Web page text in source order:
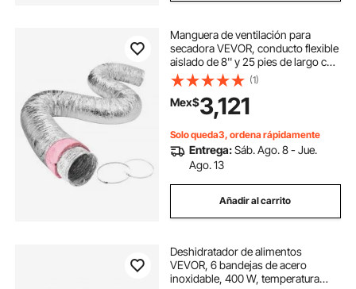
Manguera de ventilación para
secadora VEVOR, conducto flexible
aislado de 8'' y 25 pies de largo con
2 abrazaderas, protección de tres
capas resistente para sistemas
HVAC, calefacción, refrigeración,
ventilación y escape, resistencia al
fuego R-6.0
(1)
Mex$3,121
Solo queda3, ordena rápidamente
Entrega:Sáb. Ago. 8 - Jue.
Ago. 13
Añadir al carrito
Deshidratador de alimentos
VEVOR, 6 bandejas de acero
inoxidable, 400 W, temperatura